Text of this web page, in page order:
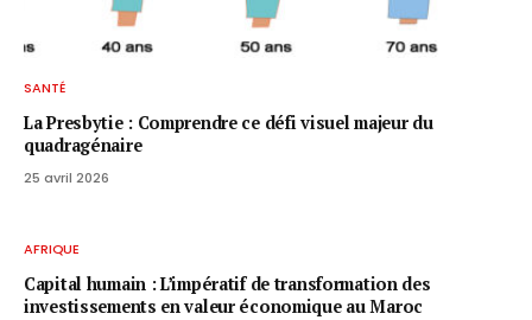
SANTÉ
La Presbytie : Comprendre ce défi visuel majeur du
quadragénaire
25 avril 2026
AFRIQUE
Capital humain : L’impératif de transformation des
investissements en valeur économique au Maroc